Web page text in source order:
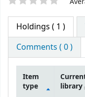
Holdings ( 1 )
Comments ( 0 )
Item
type
library